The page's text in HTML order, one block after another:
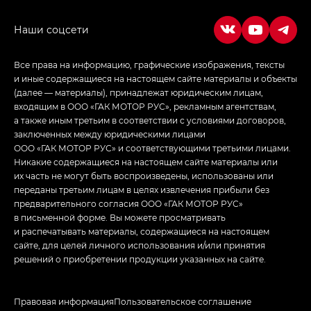
Все права на информацию, графические изображения, тексты
и иные содержащиеся на настоящем сайте материалы и объекты
(далее — материалы), принадлежат юридическим лицам,
входящим в ООО «ГАК МОТОР РУС», рекламным агентствам,
а также иным третьим в соответствии с условиями договоров,
заключенных между юридическими лицами
ООО «ГАК МОТОР РУС» и соответствующими третьими лицами.
Никакие содержащиеся на настоящем сайте материалы или
их часть не могут быть воспроизведены, использованы или
переданы третьим лицам в целях извлечения прибыли без
предварительного согласия ООО «ГАК МОТОР РУС»
в письменной форме. Вы можете просматривать
и распечатывать материалы, содержащиеся на настоящем
сайте, для целей личного использования и/или принятия
решений о приобретении продукции указанных на сайте.
Правовая информацияПользовательское соглашение